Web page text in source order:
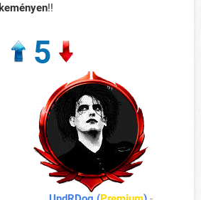
keményen!!
5